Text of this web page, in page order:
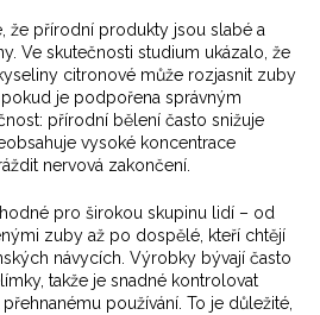
že přírodní produkty jsou slabé a
Ve skutečnosti studium ukázalo, že
citronové může rozjasnit zuby
je podpořena správným
přírodní bělení často snižuje
vysoké koncentrace
nervová zakončení.
pro širokou skupinu lidí – od
zuby až po dospělé, kteří chtějí
návycích. Výrobky bývají často
takže je snadné kontrolovat
používání. To je důležité,